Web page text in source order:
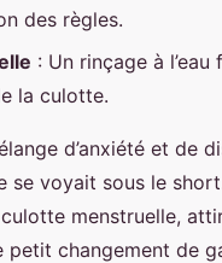
des règles.
: Un rinçage à
la culotte.
d’anxiété et de
voyait sous le
menstruelle,
petit changement de